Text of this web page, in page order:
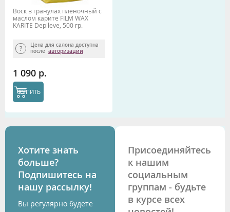
Воск в гранулах пленочный с
маслом карите FILM WAX
KARITE Depileve, 500 гр.
Цена для салона доступна
после авторизации
1 090 р.
КУПИТЬ
Хотите знать
больше?
Подпишитесь на
нашу рассылку!
Вы регулярно будете
Присоединяйтесь
к нашим
социальным
группам - будьте
в курсе всех